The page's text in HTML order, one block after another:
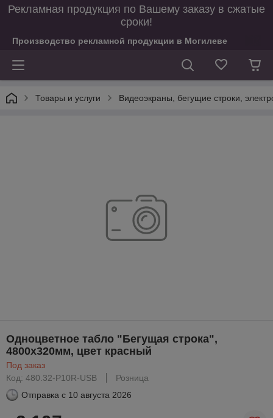
Рекламная продукция по Вашему заказу в сжатые
сроки!
Производство рекламной продукции в Могилеве
Товары и услуги Видеоэкраны, бегущие строки,
Одноцветное табло "Бегущая строка",
4800х320мм, цвет красный
Под заказ
Код: 480.32-P10R-USB
Розница
Отправка с 10 августа 2026